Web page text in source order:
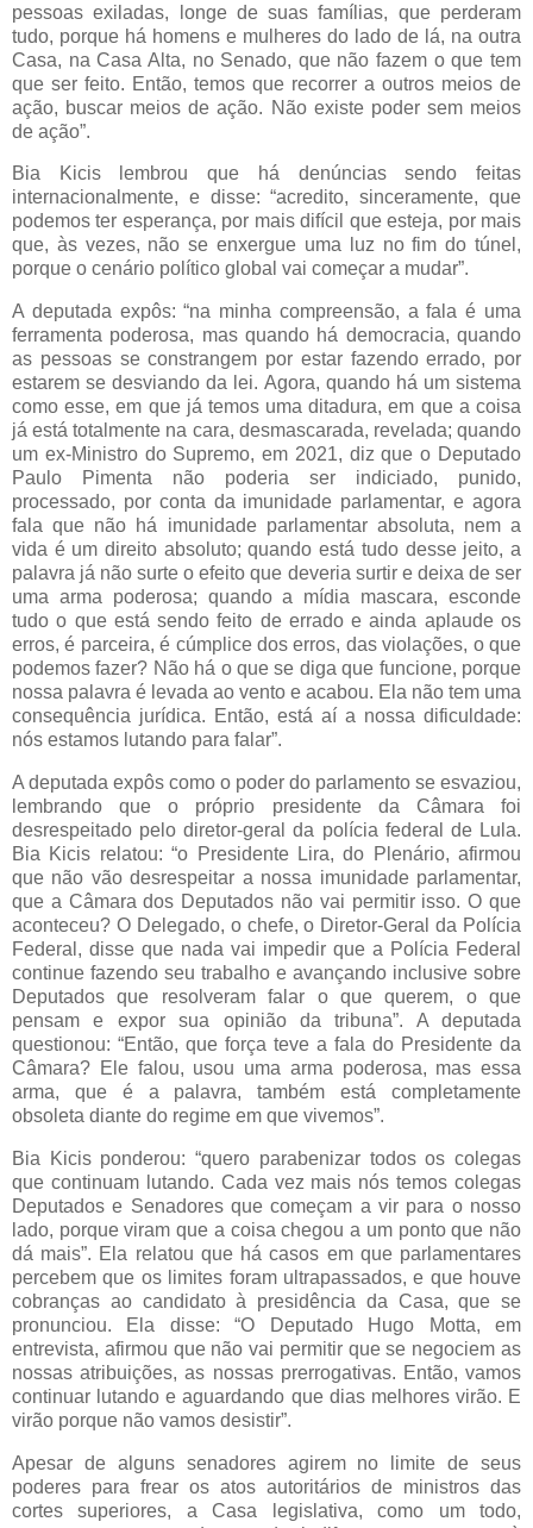
pessoas exiladas, longe de suas famílias, que perderam
tudo, porque há homens e mulheres do lado de lá, na outra
Casa, na Casa Alta, no Senado, que não fazem o que tem
que ser feito. Então, temos que recorrer a outros meios de
ação, buscar meios de ação. Não existe poder sem meios
de ação”.
Bia Kicis lembrou que há denúncias sendo feitas
internacionalmente, e disse: “acredito, sinceramente, que
podemos ter esperança, por mais difícil que esteja, por mais
que, às vezes, não se enxergue uma luz no fim do túnel,
porque o cenário político global vai começar a mudar”.
A deputada expôs: “na minha compreensão, a fala é uma
ferramenta poderosa, mas quando há democracia, quando
as pessoas se constrangem por estar fazendo errado, por
estarem se desviando da lei. Agora, quando há um sistema
como esse, em que já temos uma ditadura, em que a coisa
já está totalmente na cara, desmascarada, revelada; quando
um ex-Ministro do Supremo, em 2021, diz que o Deputado
Paulo Pimenta não poderia ser indiciado, punido,
processado, por conta da imunidade parlamentar, e agora
fala que não há imunidade parlamentar absoluta, nem a
vida é um direito absoluto; quando está tudo desse jeito, a
palavra já não surte o efeito que deveria surtir e deixa de ser
uma arma poderosa; quando a mídia mascara, esconde
tudo o que está sendo feito de errado e ainda aplaude os
erros, é parceira, é cúmplice dos erros, das violações, o que
podemos fazer? Não há o que se diga que funcione, porque
nossa palavra é levada ao vento e acabou. Ela não tem uma
consequência jurídica. Então, está aí a nossa dificuldade:
nós estamos lutando para falar”.
A deputada expôs como o poder do parlamento se esvaziou,
lembrando que o próprio presidente da Câmara foi
desrespeitado pelo diretor-geral da polícia federal de Lula.
Bia Kicis relatou: “o Presidente Lira, do Plenário, afirmou
que não vão desrespeitar a nossa imunidade parlamentar,
que a Câmara dos Deputados não vai permitir isso. O que
aconteceu? O Delegado, o chefe, o Diretor-Geral da Polícia
Federal, disse que nada vai impedir que a Polícia Federal
continue fazendo seu trabalho e avançando inclusive sobre
Deputados que resolveram falar o que querem, o que
pensam e expor sua opinião da tribuna”. A deputada
questionou: “Então, que força teve a fala do Presidente da
Câmara? Ele falou, usou uma arma poderosa, mas essa
arma, que é a palavra, também está completamente
obsoleta diante do regime em que vivemos”.
Bia Kicis ponderou: “quero parabenizar todos os colegas
que continuam lutando. Cada vez mais nós temos colegas
Deputados e Senadores que começam a vir para o nosso
lado, porque viram que a coisa chegou a um ponto que não
dá mais”. Ela relatou que há casos em que parlamentares
percebem que os limites foram ultrapassados, e que houve
cobranças ao candidato à presidência da Casa, que se
pronunciou. Ela disse: “O Deputado Hugo Motta, em
entrevista, afirmou que não vai permitir que se negociem as
nossas atribuições, as nossas prerrogativas. Então, vamos
continuar lutando e aguardando que dias melhores virão. E
virão porque não vamos desistir”.
Apesar de alguns senadores agirem no limite de seus
poderes para frear os atos autoritários de ministros das
cortes superiores, a Casa legislativa, como um todo,